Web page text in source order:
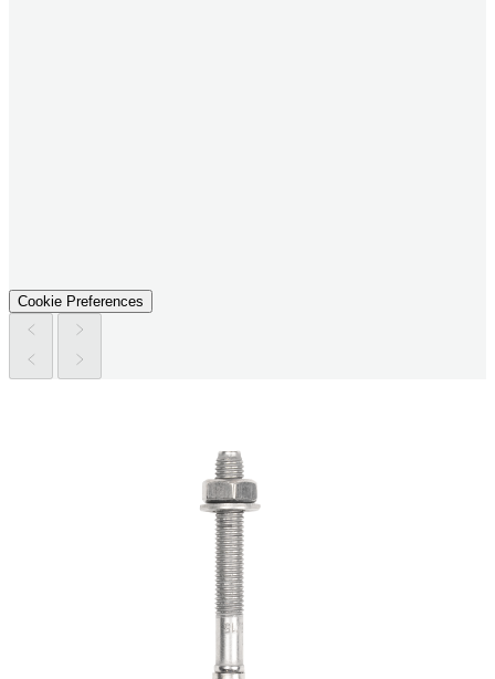
Cookie Preferences